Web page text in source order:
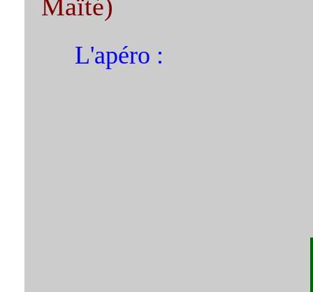
Maïté)
L'apéro :